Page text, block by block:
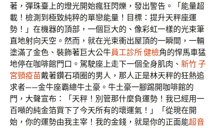
著，彈珠臺上的燈光開始瘋狂閃爍，發出警告。「能量超
載！檢測到極致純粹的單戀能量！目標：提升天秤座運
勢！」在機器的頂部，一個巨大的、像彩虹一樣的光束筆
直地射向天空。然而，就在光束衝出屋頂的一瞬間，一輛
塗滿了金色、裝飾著巨大公牛員工診所 健檢角的悍馬車猛
地停在咖啡館門口。駕駛座上走下一個全身肌肉、 新竹 子
宮頸疫苗戴著鑽石項圈的男人，那人正是林天秤的狂熱追
求者——金牛座霸總牛土豪。牛土豪一腳踢開咖啡館的
門，大聲宣布：「天秤！別管那什麼負運勢！我已經用一
百噸的純金箔買下了今天所有的壞運氣！」「從現在開
始，你的運勢由我主宰！我的金錢，就是你的正面能超音